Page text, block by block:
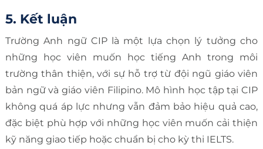
5. Kết luận
Trường Anh ngữ CIP là một lựa chọn lý tưởng cho
những học viên muốn học tiếng Anh trong môi
trường thân thiện, với sự hỗ trợ từ đội ngũ giáo viên
bản ngữ và giáo viên Filipino. Mô hình học tập tại CIP
không quá áp lực nhưng vẫn đảm bảo hiệu quả cao,
đặc biệt phù hợp với những học viên muốn cải thiện
kỹ năng giao tiếp hoặc chuẩn bị cho kỳ thi IELTS.